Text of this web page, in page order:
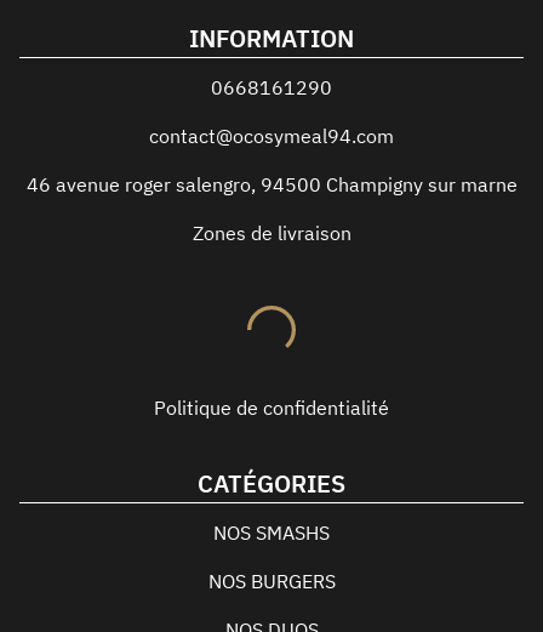
INFORMATION
0668161290
contact@ocosymeal94.com
46 avenue roger salengro, 94500 Champigny sur marne
Zones de livraison
Politique de confidentialité
CATÉGORIES
NOS SMASHS
NOS BURGERS